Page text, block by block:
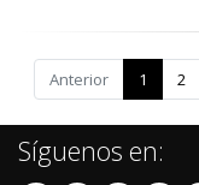
Anterior 1 2
Síguenos en: